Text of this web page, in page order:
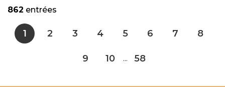
862 entrées
1 2 3 4 5 6 7 8
9 10 ... 58